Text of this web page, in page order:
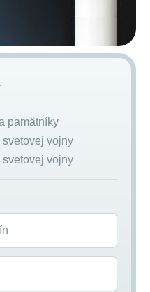
pamätníky
svetovej vojny
svetovej vojny